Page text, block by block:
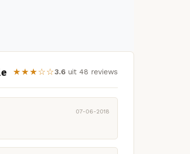
★★★☆☆3.6 uit 48 reviews
07-06-2018